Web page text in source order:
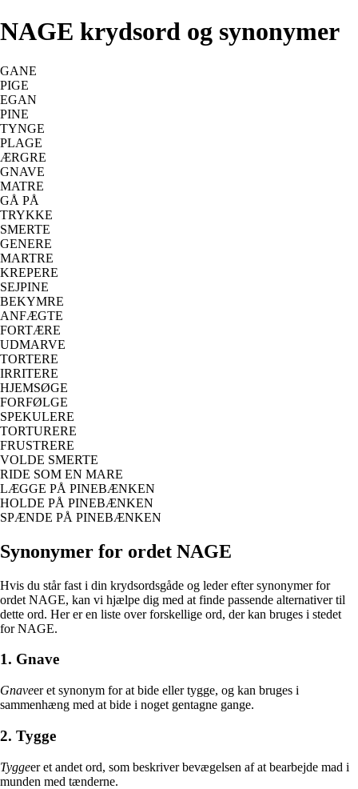
NAGE krydsord og synonymer
GANE
PIGE
EGAN
PINE
TYNGE
PLAGE
ÆRGRE
GNAVE
MATRE
GÅ PÅ
TRYKKE
SMERTE
GENERE
MARTRE
KREPERE
SEJPINE
BEKYMRE
ANFÆGTE
FORTÆRE
UDMARVE
TORTERE
IRRITERE
HJEMSØGE
FORFØLGE
SPEKULERE
TORTURERE
FRUSTRERE
VOLDE SMERTE
RIDE SOM EN MARE
LÆGGE PÅ PINEBÆNKEN
HOLDE PÅ PINEBÆNKEN
SPÆNDE PÅ PINEBÆNKEN
Synonymer for ordet NAGE
Hvis du står fast i din krydsordsgåde og leder efter synonymer for
ordet NAGE, kan vi hjælpe dig med at finde passende alternativer til
dette ord. Her er en liste over forskellige ord, der kan bruges i stedet
for NAGE.
1. Gnave
Gnaveer et synonym for at bide eller tygge, og kan bruges i
sammenhæng med at bide i noget gentagne gange.
2. Tygge
Tyggeer et andet ord, som beskriver bevægelsen af at bearbejde mad i
munden med tænderne.